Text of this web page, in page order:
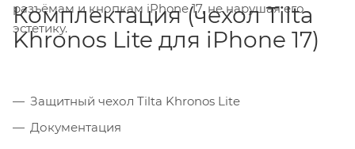
разъёмам и кнопкам iPhone 17, не нарушая его
эстетику.
Комплектация (чехол Tilta
Khronos Lite для iPhone 17)
Защитный чехол Tilta Khronos Lite
Документация